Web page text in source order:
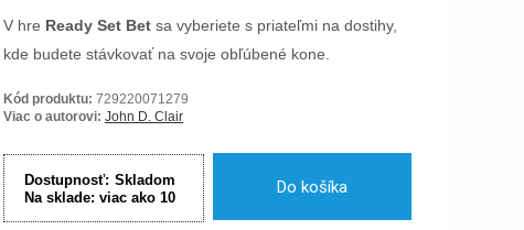
V hre Ready Set Bet sa vyberiete s priateľmi na dostihy,
kde budete stávkovať na svoje obľúbené kone.
Kód produktu: 729220071279
Viac o autorovi: John D. Clair
Dostupnosť: Skladom
Na sklade: viac ako 10
Do košíka